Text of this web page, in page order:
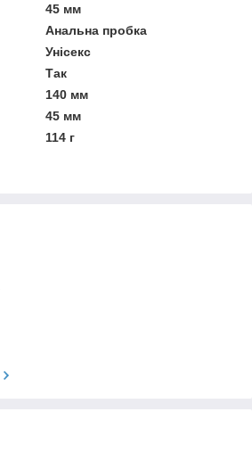
45 мм
Анальна пробка
Унісекс
Так
140 мм
45 мм
114 г